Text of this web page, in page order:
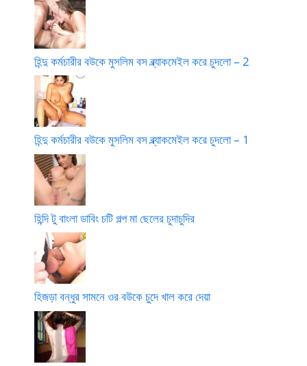
হিন্দু কর্মচারীর বউকে মুসলিম বস ব্ল্যাকমেইল করে চুদলো – 2
হিন্দু কর্মচারীর বউকে মুসলিম বস ব্ল্যাকমেইল করে চুদলো – 1
হিন্দি টু বাংলা ডাবিং চটি গল্প মা ছেলের চুদাচুদির
হিজড়া বন্ধুর সামনে ওর বউকে চুদে খাল করে দেয়া